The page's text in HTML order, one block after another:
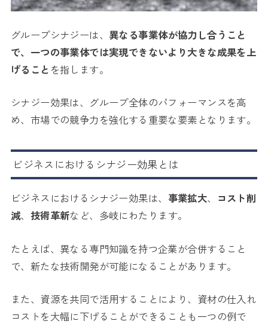
グループシナジーは、 異なる事業体が協力し合うこと
で、一つの事業体では実現できないより大きな成果を上
げること を指します。
シナジー効果は、グループ全体のパフォーマンスを高
め、市場での競争力を強化する重要な要素となります。
ビジネスにおけるシナジー効果とは
ビジネスにおけるシナジー効果は、 事業拡大、 コスト削
減、 技術革新など、多岐にわたります。
たとえば、異なる専門知識を持つ企業が合併すること
で、新たな技術開発が可能になることがあります。
また、資源を共同で活用することにより、資材の仕入れ
コストを大幅に下げることができることも一つの例で